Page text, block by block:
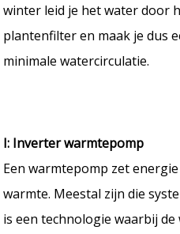
winter leid je het water door
plantenfilter en maak je dus
minimale watercirculatie.
I: Inverter warmtepomp
Een warmtepomp zet
warmte. Meestal zijn die
is een technologie waarbij